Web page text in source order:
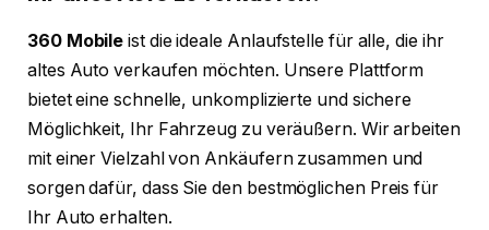
360 Mobile ist die ideale Anlaufstelle für alle, die ihr
altes Auto verkaufen möchten. Unsere Plattform
bietet eine schnelle, unkomplizierte und sichere
Möglichkeit, Ihr Fahrzeug zu veräußern. Wir arbeiten
mit einer Vielzahl von Ankäufern zusammen und
sorgen dafür, dass Sie den bestmöglichen Preis für
Ihr Auto erhalten.